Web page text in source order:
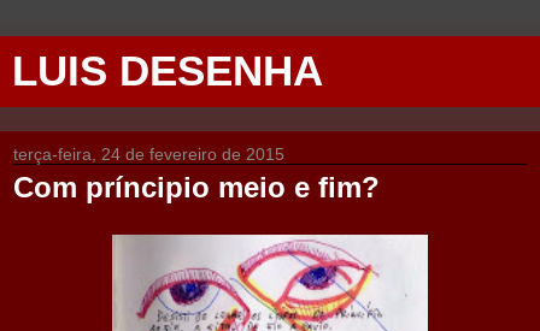
LUIS DESENHA
terça-feira, 24 de fevereiro de 2015
Com príncipio meio e fim?